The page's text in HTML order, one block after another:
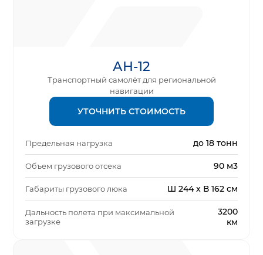
АН-12
Транспортный самолёт для региональной
навигации
УТОЧНИТЬ СТОИМОСТЬ
Предельная нагрузка до 18 тонн
Объем грузового отсека 90 м3
Габариты грузового люка Ш 244 x В 162 см
Дальность полета при максимальной
загрузке
3200
км